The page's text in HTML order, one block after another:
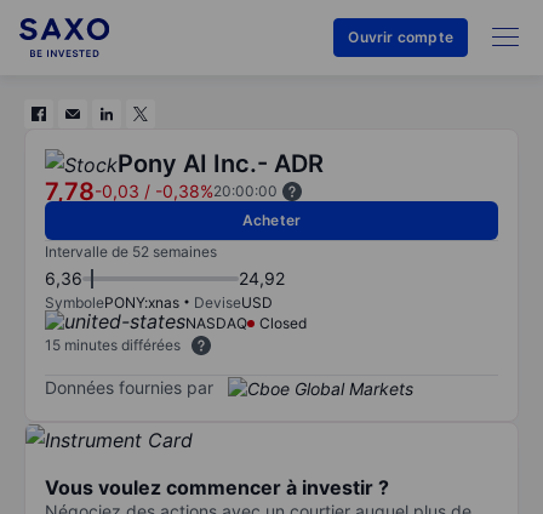
Ouvrir compte
Pony AI Inc.- ADR
7,78-0,03 / -0,38%20:00:00
Acheter
Intervalle de 52 semaines
6,36 24,92
SymbolePONY:xnas DeviseUSD
NASDAQ
Closed
15 minutes différées
Données fournies par
Vous voulez commencer à investir ?